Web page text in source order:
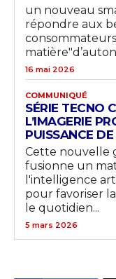
un nouveau
répondre aux
16 mai 2026
COMMUNIQUÉ
SÉRIE TECNO
L’IMAGERIE
PUISSANCE
Cette nouvelle
fusionne un
l'intelligence
pour favoriser
le quotidien...
5 mars 2026